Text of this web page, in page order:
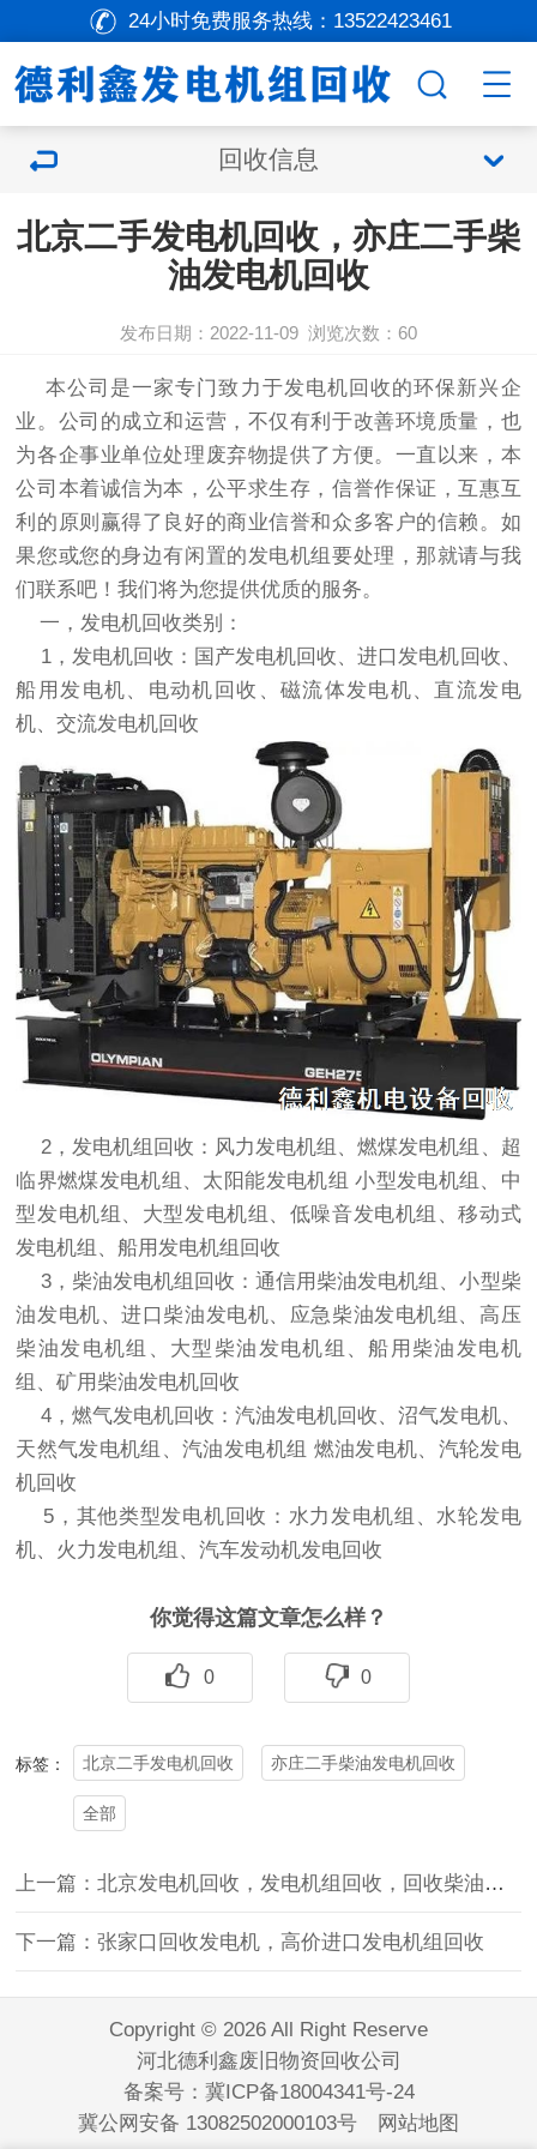
24小时免费服务热线： 13522423461
回收信息
北京二手发电机回收，亦庄二手柴
油发电机回收
发布日期：2022-11-09 浏览次数： 60
本公司是一家专门致力于发电机回收的环保新兴企
业。公司的成立和运营，不仅有利于改善环境质量，也
为各企事业单位处理废弃物提供了方便。一直以来，本
公司本着诚信为本，公平求生存，信誉作保证，互惠互
利的原则赢得了良好的商业信誉和众多客户的信赖。如
果您或您的身边有闲置的发电机组要处理，那就请与我
们联系吧！我们将为您提供优质的服务。
一，发电机回收类别：
1， 发电机回收 ： 国产发电机回收、进口发电机回收、
船用发电机、电动机回收、磁流体发电机、直流发电
机、交流发电机回收
2，发电机组回收：风力发电机组、燃煤发电机组、超
临界燃煤发电机组、太阳能发电机组 小型发电机组、中
型发电机组、大型发电机组、低噪音发电机组、移动式
发电机组、船用发电机组回收
3，柴油发电机组回收：通信用柴油发电机组、小型柴
油发电机、进口柴油发电机、应急柴油发电机组、高压
柴油发电机组、大型柴油发电机组、船用柴油发电机
组、矿用 柴油发电机回收
4，燃气发电机回收 ：汽油发电机回收、沼气发电机、
天然气发电机组、汽油发电机组 燃油发电机、汽轮发电
机回收
5，其他类型发电机回收 ：水力发电机组、水轮发电
机、火力发电机组、汽车发动机发电回收
你觉得这篇文章怎么样？
0 0
标签： 北京二手发电机回收 亦庄二手柴油发电机回收
全部
上一篇：北京发电机回收，发电机组回收，回收柴油发电机组
下一篇：张家口回收发电机，高价进口发电机组回收
Copyright © 2026 All Right Reserve
河北德利鑫废旧物资回收公司
备案号： 冀ICP备18004341号-24
冀公网安备 13082502000103号
网站地图